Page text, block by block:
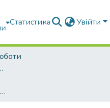
Статистика Увійти
бакалаврів
Формування земельних ділянок для будівництва та обслуговування житлового будинку, господарських будівель і споруд на умовах оренди в межах села Чернин, Білоцерківського району, Київської області